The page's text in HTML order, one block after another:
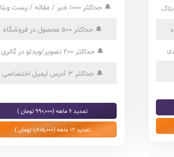
🔔 حداکثر 1000 خبر / مقاله / پست وبلاگ
🔔حداکثر 500 محصول در فروشگاه
🔔 حداکثر 200 تصویر/ویدئو در گالری
🔔حداکثر 3 آدرس ایمیل اختصاصی
تمدید 6 ماهه (990,000 تومان )
تمدید 12 ماهه (1,815,000 تومان )